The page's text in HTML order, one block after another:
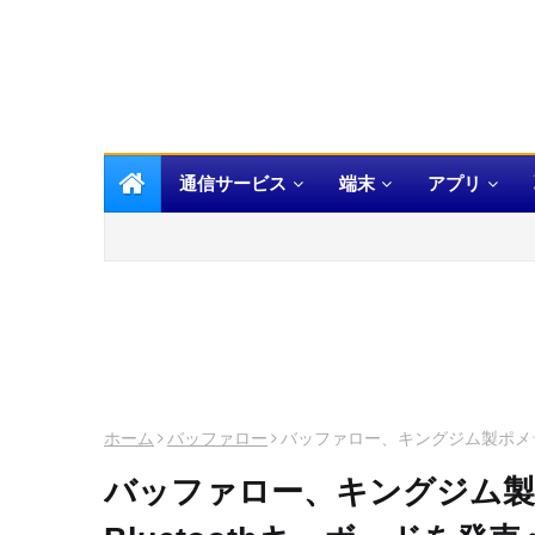
通信サービス 端末 アプリ
ホーム バッファロー バッファロー、キングジム製ポ
バッファロー、キングジム